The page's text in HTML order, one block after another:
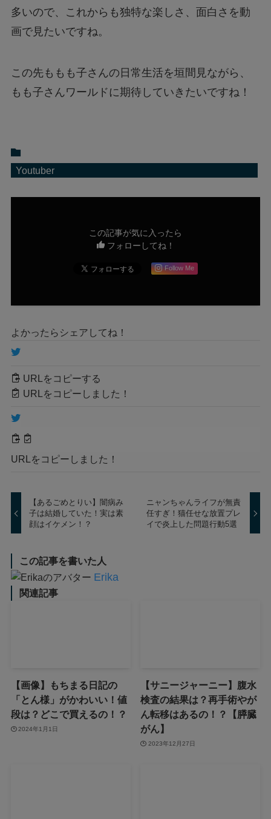
多いので、これからも独特な楽しさ、面白さを動
画で見たいですね。
この先ももも子さんの日常生活を垣間見ながら、
もも子さんワールドに期待していきたいですね！
Youtuber
この記事が気に入ったら
フォローしてね！
Follow Me
よかったらシェアしてね！
URLをコピーする
URLをコピーしました！
URLをコピーしました！
【あるごめとりい】闇病み
子は結婚していた！実は素
顔はイケメン！？
ニャンちゃんライフが無責
任すぎ！猫任せな放置プレ
イで炎上した問題行動5選
この記事を書いた人
Erika
関連記事
【画像】もちまる日記の
「とん様」がかわいい！値
段は？どこで買えるの！？
2024年1月1日
【サニージャーニー】腹水
検査の結果は？再手術やが
ん転移はあるの！？【膵臓
がん】
2023年12月27日